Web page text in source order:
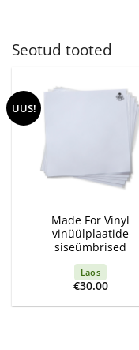
Seotud tooted
UUS!
Made For Vinyl
vinüülplaatide
siseümbrised
Laos
€30.00